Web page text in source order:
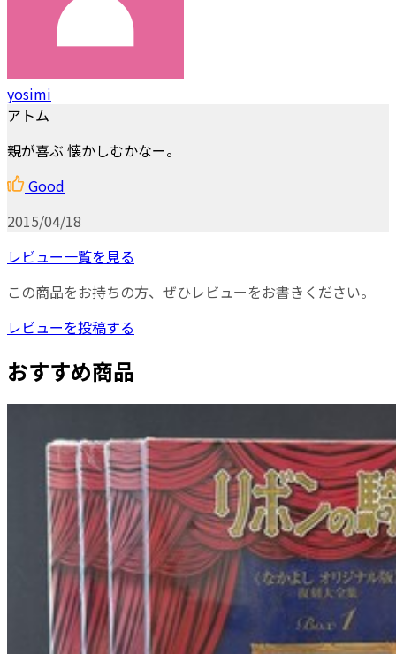
yosimi
アトム
親が喜ぶ 懐かしむかなー。
Good
2015/04/18
レビュー一覧を見る
この商品をお持ちの方、ぜひレビューをお書きください。
レビューを投稿する
おすすめ商品